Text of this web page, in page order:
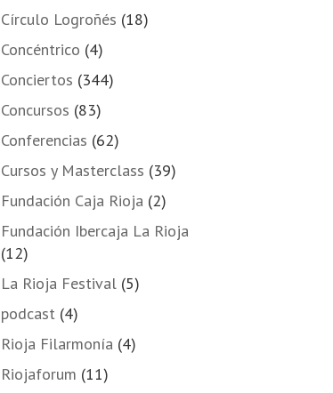
Círculo Logroñés (18)
Concéntrico (4)
Conciertos (344)
Concursos (83)
Conferencias (62)
Cursos y Masterclass (39)
Fundación Caja Rioja (2)
Fundación Ibercaja La Rioja
(12)
La Rioja Festival(5)
podcast(4)
Rioja Filarmonía (4)
Riojaforum (11)